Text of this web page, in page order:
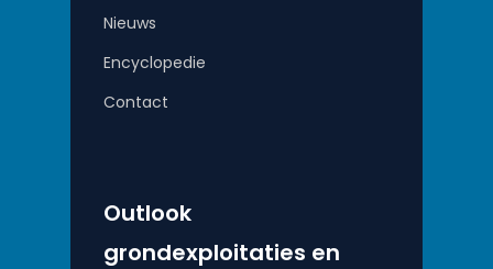
Nieuws
Encyclopedie
Contact
Outlook
grondexploitaties en